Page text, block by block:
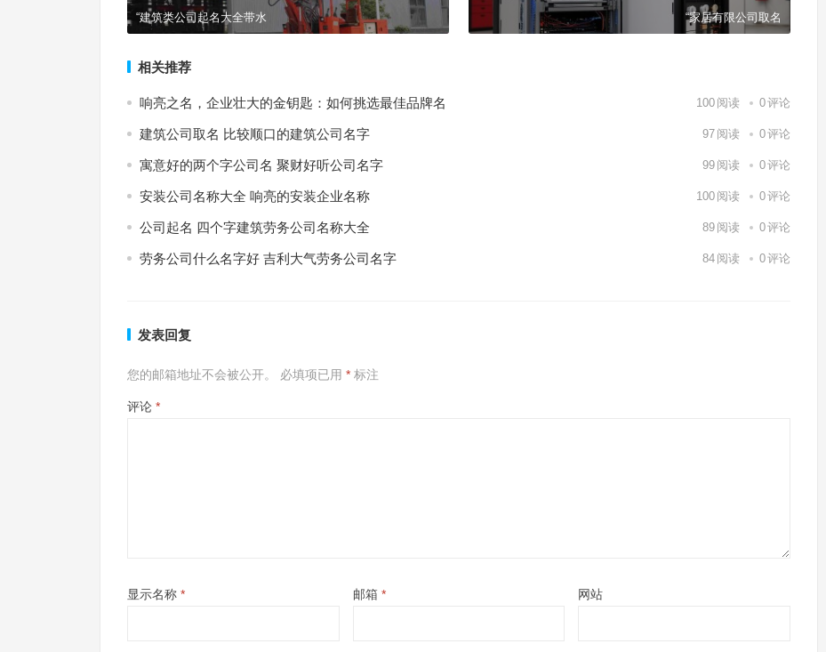
“建筑类公司起名大全带水 “家居有限公司取名
相关推荐
响亮之名，企业壮大的金钥匙：如何挑选最佳品牌名 100 阅读 0评论
建筑公司取名 比较顺口的建筑公司名字 97 阅读 0评论
寓意好的两个字公司名 聚财好听公司名字 99 阅读 0评论
安装公司名称大全 响亮的安装企业名称 100 阅读 0评论
公司起名 四个字建筑劳务公司名称大全 89 阅读 0评论
劳务公司什么名字好 吉利大气劳务公司名字 84 阅读 0评论
发表回复
您的邮箱地址不会被公开。 必填项已用 * 标注
评论 *
显示名称 * 邮箱 * 网站